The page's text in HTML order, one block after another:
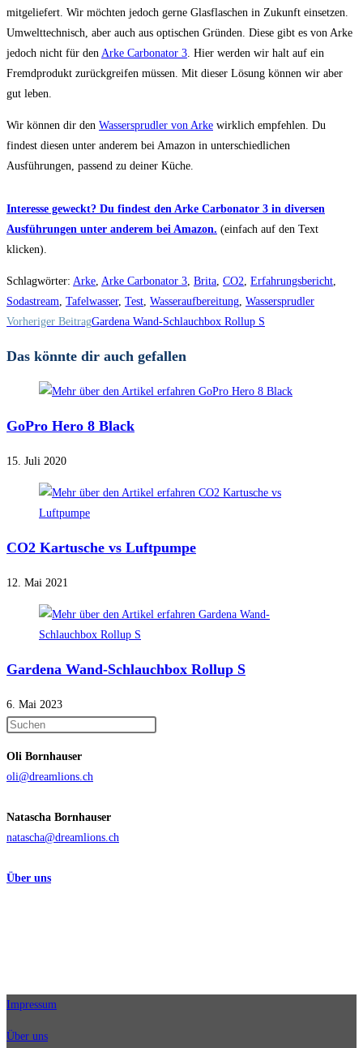
mitgeliefert. Wir möchten jedoch gerne Glasflaschen in Zukunft einsetzen.
Umwelttechnisch, aber auch aus optischen Gründen. Diese gibt es von Arke
jedoch nicht für den Arke Carbonator 3. Hier werden wir halt auf ein
Fremdprodukt zurückgreifen müssen. Mit dieser Lösung können wir aber
gut leben.
Wir können dir den Wassersprudler von Arke wirklich empfehlen. Du
findest diesen unter anderem bei Amazon in unterschiedlichen
Ausführungen, passend zu deiner Küche.
Interesse geweckt? Du findest den Arke Carbonator 3 in diversen
Ausführungen unter anderem bei Amazon. (einfach auf den Text
klicken).
Schlagwörter: Arke, Arke Carbonator 3, Brita, CO2, Erfahrungsbericht,
Sodastream, Tafelwasser, Test, Wasseraufbereitung, Wassersprudler
Weitere
Vorheriger BeitragGardena Wand-Schlauchbox Rollup S
Das könnte dir auch gefallen
GoPro Hero 8 Black
15. Juli 2020
CO2 Kartusche vs Luftpumpe
12. Mai 2021
Gardena Wand-Schlauchbox Rollup S
6. Mai 2023
Oli Bornhauser
oli@dreamlions.ch
Natascha Bornhauser
natascha@dreamlions.ch
Über uns
Impressum
Über uns